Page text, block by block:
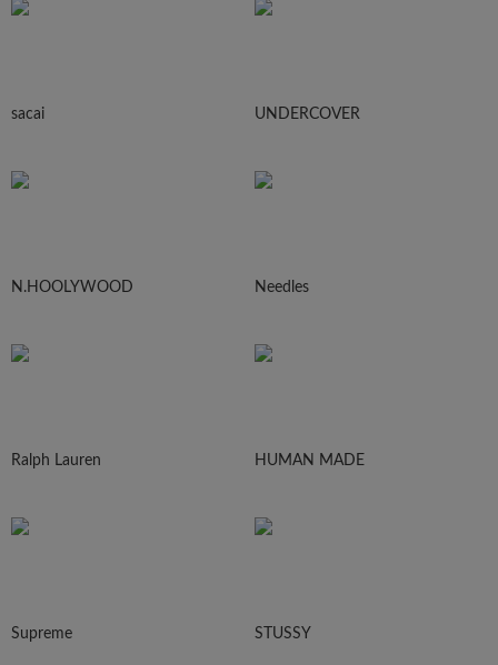
sacai UNDERCOVER
N.HOOLYWOOD Needles
Ralph Lauren HUMAN MADE
Supreme STUSSY